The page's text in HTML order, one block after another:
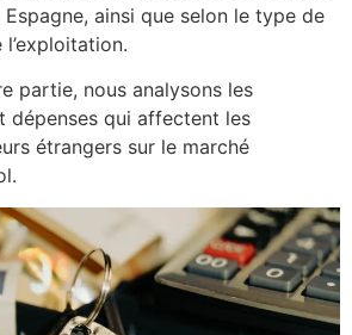
ainsi que selon le type de
partie, nous analysons les
dépenses qui affectent les
étrangers sur le marché